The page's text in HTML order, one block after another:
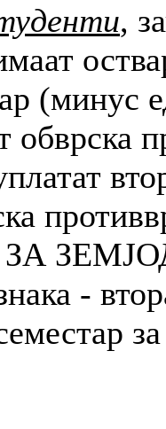
,
(минус
обврска
-